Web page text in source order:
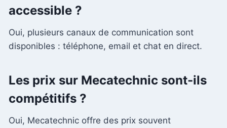
accessible ?
Oui, plusieurs canaux de communication sont
disponibles : téléphone, email et chat en direct.
Les prix sur Mecatechnic sont-ils
compétitifs ?
Oui, Mecatechnic offre des prix souvent